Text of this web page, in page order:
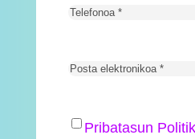
Pribatasun